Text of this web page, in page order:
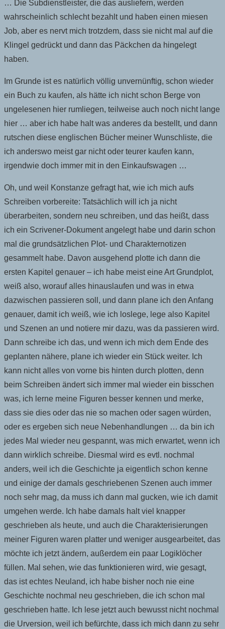
… Die Subdienstleister, die das ausliefern, werden
wahrscheinlich schlecht bezahlt und haben einen miesen
Job, aber es nervt mich trotzdem, dass sie nicht mal auf die
Klingel gedrückt und dann das Päckchen da hingelegt
haben.
Im Grunde ist es natürlich völlig unvernünftig, schon wieder
ein Buch zu kaufen, als hätte ich nicht schon Berge von
ungelesenen hier rumliegen, teilweise auch noch nicht lange
hier … aber ich habe halt was anderes da bestellt, und dann
rutschen diese englischen Bücher meiner Wunschliste, die
ich anderswo meist gar nicht oder teurer kaufen kann,
irgendwie doch immer mit in den Einkaufswagen …
Oh, und weil Konstanze gefragt hat, wie ich mich aufs
Schreiben vorbereite: Tatsächlich will ich ja nicht
überarbeiten, sondern neu schreiben, und das heißt, dass
ich ein Scrivener-Dokument angelegt habe und darin schon
mal die grundsätzlichen Plot- und Charakternotizen
gesammelt habe. Davon ausgehend plotte ich dann die
ersten Kapitel genauer – ich habe meist eine Art Grundplot,
weiß also, worauf alles hinauslaufen und was in etwa
dazwischen passieren soll, und dann plane ich den Anfang
genauer, damit ich weiß, wie ich loslege, lege also Kapitel
und Szenen an und notiere mir dazu, was da passieren wird.
Dann schreibe ich das, und wenn ich mich dem Ende des
geplanten nähere, plane ich wieder ein Stück weiter. Ich
kann nicht alles von vorne bis hinten durch plotten, denn
beim Schreiben ändert sich immer mal wieder ein bisschen
was, ich lerne meine Figuren besser kennen und merke,
dass sie dies oder das nie so machen oder sagen würden,
oder es ergeben sich neue Nebenhandlungen … da bin ich
jedes Mal wieder neu gespannt, was mich erwartet, wenn ich
dann wirklich schreibe. Diesmal wird es evtl. nochmal
anders, weil ich die Geschichte ja eigentlich schon kenne
und einige der damals geschriebenen Szenen auch immer
noch sehr mag, da muss ich dann mal gucken, wie ich damit
umgehen werde. Ich habe damals halt viel knapper
geschrieben als heute, und auch die Charakterisierungen
meiner Figuren waren platter und weniger ausgearbeitet, das
möchte ich jetzt ändern, außerdem ein paar Logiklöcher
füllen. Mal sehen, wie das funktionieren wird, wie gesagt,
das ist echtes Neuland, ich habe bisher noch nie eine
Geschichte nochmal neu geschrieben, die ich schon mal
geschrieben hatte. Ich lese jetzt auch bewusst nicht nochmal
die Urversion, weil ich befürchte, dass ich mich dann zu sehr